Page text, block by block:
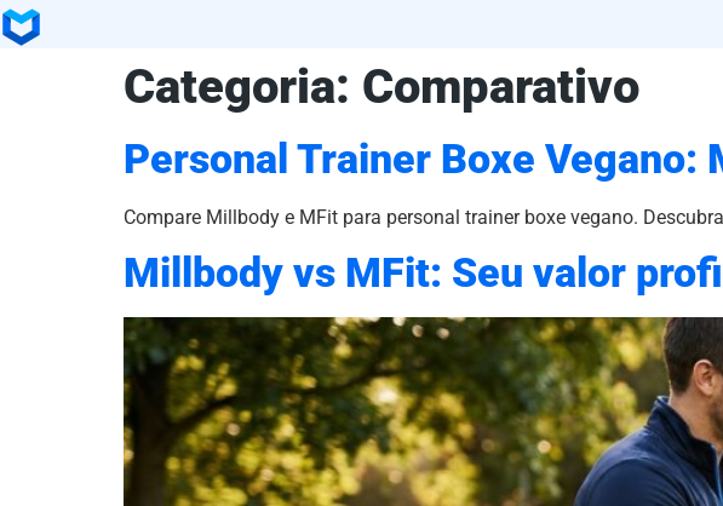
Categoria: Comparativo
Personal Trainer Boxe Vegano:
Compare Millbody e MFit para personal trainer boxe vegano.
Millbody vs MFit: Seu valor